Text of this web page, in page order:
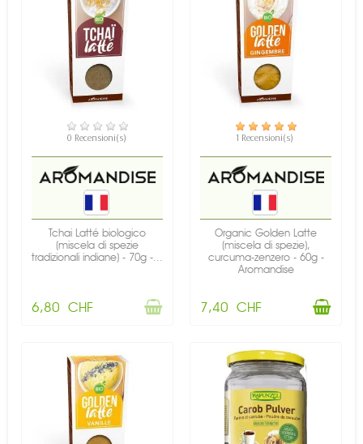
NON DISPONIBILE
0 Recensioni(s)
Tchai Latté biologico
(miscela di spezie
tradizionali indiane) - 70g -...
6,80 CHF
DISPONIBILE
1 Recensioni(s)
Organic Golden Latte
(miscela di spezie),
curcuma-zenzero - 60g -
Aromandise
7,40 CHF